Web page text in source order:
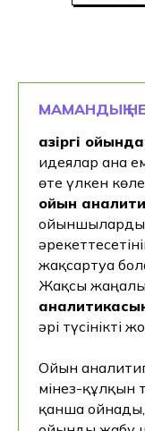
МАМАНДЫҚ
Қазіргі
идеялар ғана
өте үлкен
ойын
жақсартуға
Жақсы
әрі түсінікті
Ойын
мінез-құлқын
қанша